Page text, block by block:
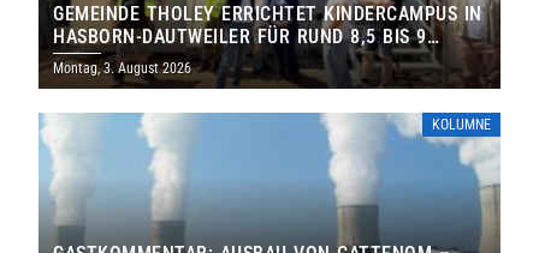
GEMEINDE THOLEY ERRICHTET KINDERCAMPUS IN
HASBORN-DAUTWEILER FÜR RUND 8,5 BIS 9
MILLIONEN EURO
Montag, 3. August 2026
KOLUMNE